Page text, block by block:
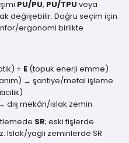
PU/PU, PU/TPU veya
değişebilir. Doğru seçim için
ergonomi birlikte
+ E (topuk enerji emme)
→ şantiye/metal işleme
dış mekân/ıslak zemin
SR; eski fişlerde
Islak/yağlı zeminlerde SR